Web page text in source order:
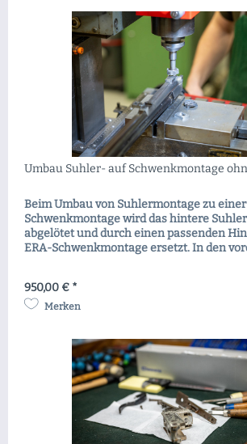
Umbau Suhler- auf Schwenkmontage
Beim Umbau von Suhlermontage zu einer
Schwenkmontage wird das hintere
abgelötet und durch einen passenden
ERA-Schwenkmontage ersetzt. In den
vorderen Montagering dient. Nach
neues Zielfernrohr mit...
950,00 € *
Merken